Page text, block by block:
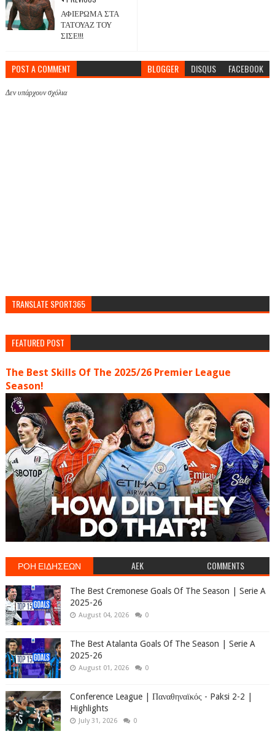
ΑΦΙΕΡΩΜΑ ΣΤΑ
ΤΑΤΟΥΑΖ ΤΟΥ
ΣΙΣΕ!!!
POST A COMMENT BLOGGER DISQUS FACEBOOK
Δεν υπάρχουν σχόλια
TRANSLATE SPORT365
FEATURED POST
The Best Skills Of The 2025/26 Premier League
Season!
ΡΟΗ ΕΙΔΗΣΕΩΝ AEK COMMENTS
The Best Cremonese Goals Of The Season | Serie A
2025-26
August 04, 2026 0
The Best Atalanta Goals Of The Season | Serie A
2025-26
August 01, 2026 0
Conference League | Παναθηναϊκός - Paksi 2-2 |
Highlights
July 31, 2026 0